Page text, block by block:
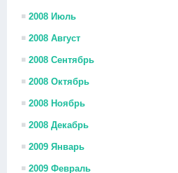
2008 Июль
2008 Август
2008 Сентябрь
2008 Октябрь
2008 Ноябрь
2008 Декабрь
2009 Январь
2009 Февраль